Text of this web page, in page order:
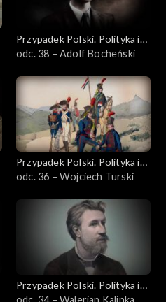
Przypadek Polski. Polityka i
idee
odc. 38 – Adolf Bocheński
Przypadek Polski. Polityka i
idee
odc. 36 – Wojciech Turski
Przypadek Polski. Polityka i
idee
odc. 34 – Walerian Kalinka